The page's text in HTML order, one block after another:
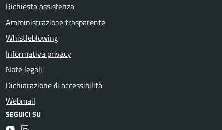
Richiesta assistenza
Amministrazione trasparente
Whistleblowing
Informativa privacy
Note legali
Dichiarazione di accessibilità
Webmail
SEGUICI SU